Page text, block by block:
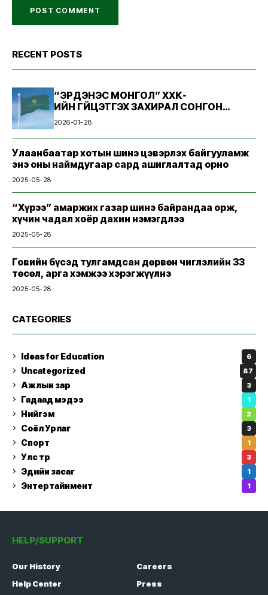
RECENT POSTS
“ЭРДЭНЭС МОНГОЛ” ХХК-
ИЙН ГҮЙЦЭТГЭХ ЗАХИРАЛ СОНГОН
ШАЛГАРУУЛАХ ЗАР
2026-01-28
Улаанбаатар хотын шинэ цэвэрлэх байгууламж
энэ оны наймдугаар сард ашиглалтад орно
2025-05-28
“Хүрээ” амаржих газар шинэ байрандаа орж,
хүчин чадал хоёр дахин нэмэгдлээ
2025-05-28
Говийн бүсэд тулгамдсан дөрвөн чиглэлийн 33
төсөл, арга хэмжээ хэрэгжүүлнэ
2025-05-28
CATEGORIES
Ideas for Education 6
Uncategorized 87
Ажлын зар 3
Гадаад мэдээ 1
Нийгэм 2
Соёл Урлаг 3
Спорт 1
Улс төр 3
Эдийн засаг 1
Энтертайнмент 1
HELP/SUPPORT
Our History
Careers
Help Center
Press